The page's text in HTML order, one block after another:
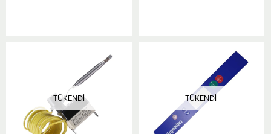
TÜKENDI TÜKENDI